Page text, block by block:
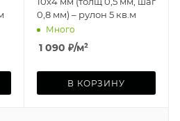
0,8 мм) – рулон 5 кв.м
Много
1 090 ₽/м²
В КОРЗИНУ